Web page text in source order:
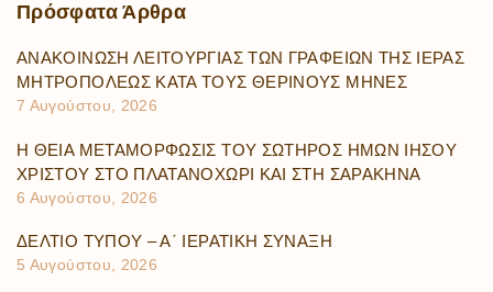
Πρόσφατα Άρθρα
ΑΝΑΚΟΙΝΩΣΗ ΛΕΙΤΟΥΡΓΙΑΣ ΤΩΝ ΓΡΑΦΕΙΩΝ ΤΗΣ ΙΕΡΑΣ
ΜΗΤΡΟΠΟΛΕΩΣ ΚΑΤΑ ΤΟΥΣ ΘΕΡΙΝΟΥΣ ΜΗΝΕΣ
7 Αυγούστου, 2026
Η ΘΕΙΑ ΜΕΤΑΜΟΡΦΩΣΙΣ ΤΟΥ ΣΩΤΗΡΟΣ ΗΜΩΝ ΙΗΣΟΥ
ΧΡΙΣΤΟΥ ΣΤΟ ΠΛΑΤΑΝΟΧΩΡΙ ΚΑΙ ΣΤΗ ΣΑΡΑΚΗΝΑ
6 Αυγούστου, 2026
ΔΕΛΤΙΟ ΤΥΠΟΥ – Α΄ ΙΕΡΑΤΙΚΗ ΣΥΝΑΞΗ
5 Αυγούστου, 2026